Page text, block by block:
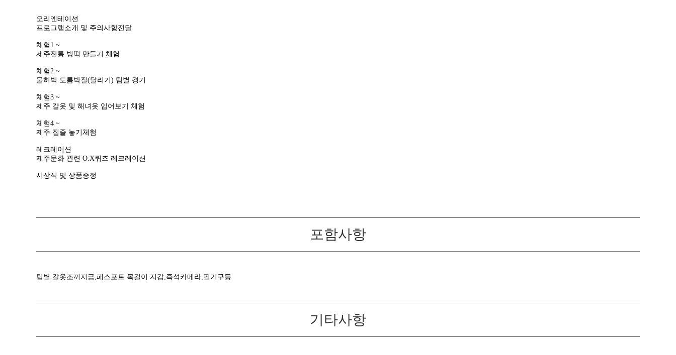
오리엔테이션
프로그램소개 및 주의사항전달
체험1 ~
제주전통 빙떡 만들기 체험
체험2 ~
물허벅 도름박질(달리기) 팀별 경기
체험3 ~
제주 갈옷 및 해녀옷 입어보기 체험
체험4 ~
제주 집줄 놓기체험
레크레이션
제주문화 관련 O.X퀴즈 레크레이션
시상식 및 상품증정
포함사항
팀별 갈옷조끼지급,패스포트 목걸이 지갑,즉석카메라,필기구등
기타사항